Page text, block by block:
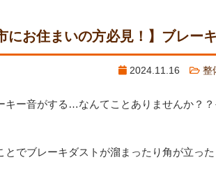
にお住まいの方必見！】ブレー
2024.11.16 整
キー音がする…なんてことありませんか？
とでブレーキダストが溜まったり角が立っ